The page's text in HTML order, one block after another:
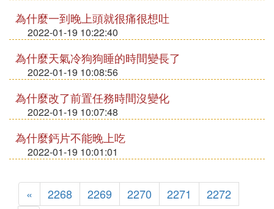
為什麼一到晚上頭就很痛很想吐
2022-01-19 10:22:40
為什麼天氣冷狗狗睡的時間變長了
2022-01-19 10:08:56
為什麼改了前置任務時間沒變化
2022-01-19 10:07:48
為什麼鈣片不能晚上吃
2022-01-19 10:01:01
« 2268 2269 2270 2271
2272